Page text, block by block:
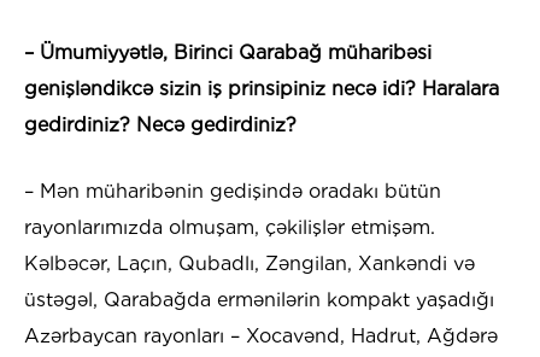
– Ümumiyyətlə, Birinci Qarabağ müharibəsi
genişləndikcə sizin iş prinsipiniz necə idi? Haralara
gedirdiniz? Necə gedirdiniz?
– Mən müharibənin gedişində oradakı bütün
rayonlarımızda olmuşam, çəkilişlər etmişəm.
Kəlbəcər, Laçın, Qubadlı, Zəngilan, Xankəndi və
üstəgəl, Qarabağda ermənilərin kompakt yaşadığı
Azərbaycan rayonları – Xocavənd, Hadrut, Ağdərə